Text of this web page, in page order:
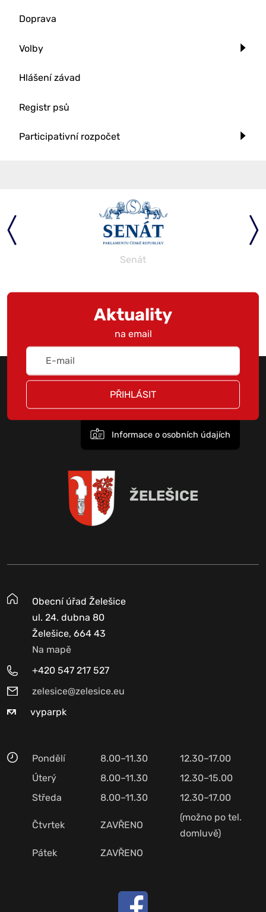
Doprava
Volby
Hlášení závad
Registr psů
Participativní rozpočet
Senát
Aktuality
na email
PŘIHLÁSIT
Informace o osobních údajích
ŽELEŠICE
Obecní úřad Želešice
ul. 24. dubna 80
Želešice, 664 43
Na mapě
+420 547 217 527
zelesice@zelesice.eu
vyparpk
Pondělí 8.00–11.30
12.30–17.00
Úterý
8.00–11.30
12.30–15.00
Středa
8.00–11.30 12.30–17.00
Čtvrtek ZAVŘENO
(možno po tel.
domluvě)
Pátek
ZAVŘENO